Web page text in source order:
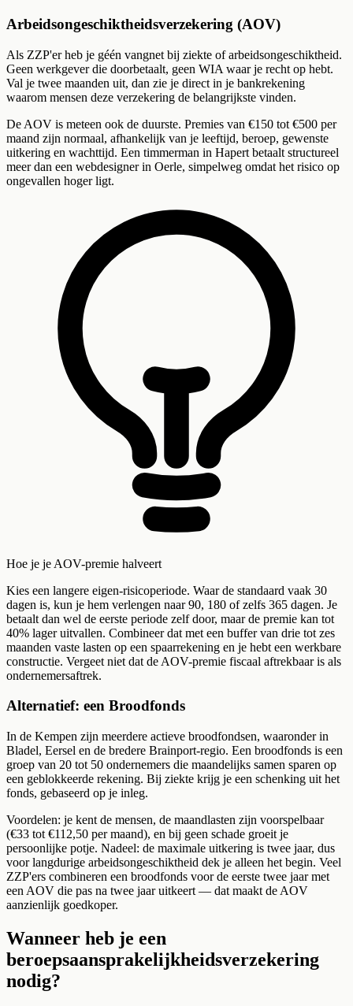
Arbeidsongeschiktheidsverzekering (AOV)
Als ZZP'er heb je géén vangnet bij ziekte of arbeidsongeschiktheid.
Geen werkgever die doorbetaalt, geen WIA waar je recht op hebt.
Val je twee maanden uit, dan zie je direct in je bankrekening
waarom mensen deze verzekering de belangrijkste vinden.
De AOV is meteen ook de duurste. Premies van €150 tot €500 per
maand zijn normaal, afhankelijk van je leeftijd, beroep, gewenste
uitkering en wachttijd. Een timmerman in Hapert betaalt structureel
meer dan een webdesigner in Oerle, simpelweg omdat het risico op
ongevallen hoger ligt.
Hoe je je AOV-premie halveert
Kies een langere eigen-risicoperiode. Waar de standaard vaak 30
dagen is, kun je hem verlengen naar 90, 180 of zelfs 365 dagen. Je
betaalt dan wel de eerste periode zelf door, maar de premie kan tot
40% lager uitvallen. Combineer dat met een buffer van drie tot zes
maanden vaste lasten op een spaarrekening en je hebt een werkbare
constructie. Vergeet niet dat de AOV-premie fiscaal aftrekbaar is als
ondernemersaftrek.
Alternatief: een Broodfonds
In de Kempen zijn meerdere actieve broodfondsen, waaronder in
Bladel, Eersel en de bredere Brainport-regio. Een broodfonds is een
groep van 20 tot 50 ondernemers die maandelijks samen sparen op
een geblokkeerde rekening. Bij ziekte krijg je een schenking uit het
fonds, gebaseerd op je inleg.
Voordelen: je kent de mensen, de maandlasten zijn voorspelbaar
(€33 tot €112,50 per maand), en bij geen schade groeit je
persoonlijke potje. Nadeel: de maximale uitkering is twee jaar, dus
voor langdurige arbeidsongeschiktheid dek je alleen het begin. Veel
ZZP'ers combineren een broodfonds voor de eerste twee jaar met
een AOV die pas na twee jaar uitkeert — dat maakt de AOV
aanzienlijk goedkoper.
Wanneer heb je een
beroepsaansprakelijkheidsverzekering
nodig?